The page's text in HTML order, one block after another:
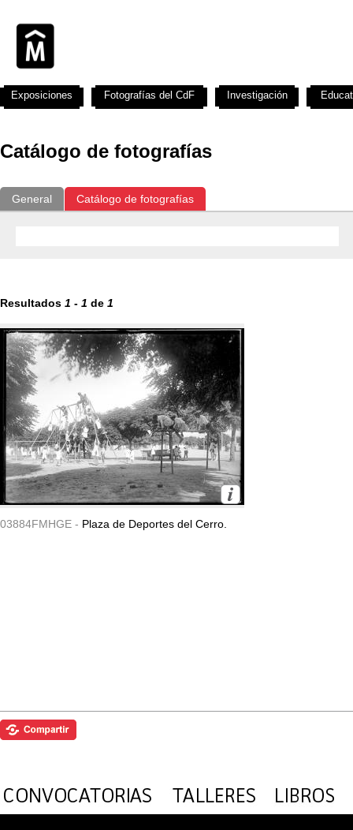
Catálogo de fotografías
General Catálogo de fotografías
Resultados 1 - 1 de 1
03884FMHGE - Plaza de Deportes del Cerro.
Exposiciones Fotografías del CdF Investigación